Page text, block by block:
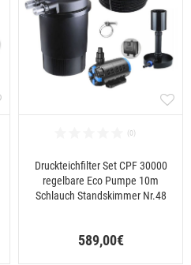
Druckteichfilter Set CPF 30000
regelbare Eco Pumpe 10m
Schlauch Standskimmer Nr.48
589,00€